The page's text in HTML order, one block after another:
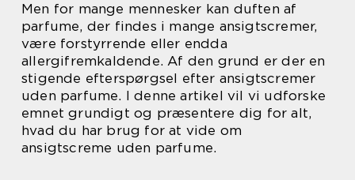
Men for mange mennesker kan duften af
parfume, der findes i mange ansigtscremer,
være forstyrrende eller endda
allergifremkaldende. Af den grund er der en
stigende efterspørgsel efter ansigtscremer
uden parfume. I denne artikel vil vi udforske
emnet grundigt og præsentere dig for alt,
hvad du har brug for at vide om
ansigtscreme uden parfume.